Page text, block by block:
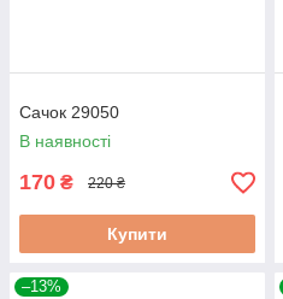
Сачок 29050
В наявності
170 ₴ 220 ₴
Купити
–13%